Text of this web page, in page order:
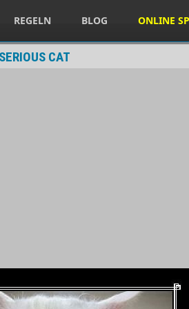
REGELN BLOG ONLINE
SERIOUS CAT